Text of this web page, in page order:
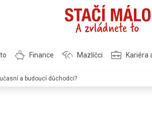
Finance Mazlíčci Kariéra
a budoucí důchodci?